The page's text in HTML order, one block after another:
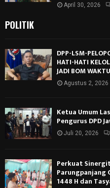
April 30, 2026
POLITIK
DPP-LSM-
HATI-HATI
JADI BOM
Agustus 2, 2026
Ketua Umum
Pengurus DPD
Juli 20, 2026
Perkuat
Parungpanjang
1448 H dan